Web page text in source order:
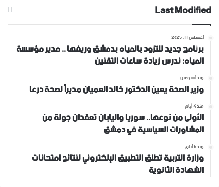
Last Modified
أغسطس 11, 2025
برنامج جديد للتزود بالمياه بدمشق وريفها .. مدير مؤسسة
المياه: ندرس زيادة ساعات التقنين
منذ أسبوعين
وزير الصحة يعين الدكتور خالد العميان مديراً لصحة درعا
منذ 4 أيام
الأولى من نوعها.. سوريا واليابان تعقدان جولة من
المشاورات السياسية في دمشق
منذ 5 أيام
وزارة التربية تطلق التطبيق الإلكتروني لنتائج امتحانات
الشهادة الثانوية